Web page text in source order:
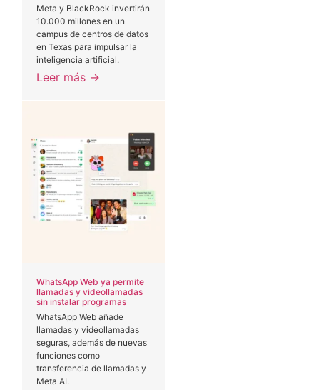
Meta y BlackRock invertirán
10.000 millones en un
campus de centros de datos
en Texas para impulsar la
inteligencia artificial.
Leer más →
WhatsApp Web ya permite
llamadas y videollamadas
sin instalar programas
WhatsApp Web añade
llamadas y videollamadas
seguras, además de nuevas
funciones como
transferencia de llamadas y
Meta AI.